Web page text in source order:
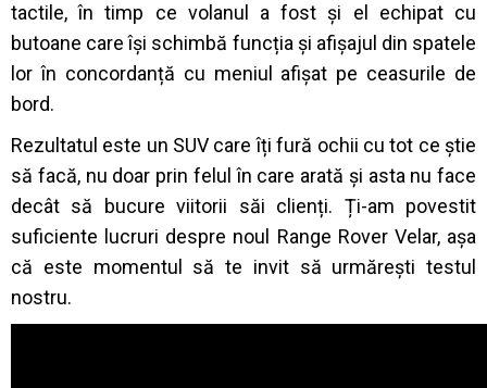
tactile, în timp ce volanul a fost și el echipat cu
butoane care își schimbă funcția și afișajul din spatele
lor în concordanță cu meniul afișat pe ceasurile de
bord.
Rezultatul este un SUV care îți fură ochii cu tot ce știe
să facă, nu doar prin felul în care arată și asta nu face
decât să bucure viitorii săi clienți. Ți-am povestit
suficiente lucruri despre noul Range Rover Velar, așa
că este momentul să te invit să urmărești testul
nostru.